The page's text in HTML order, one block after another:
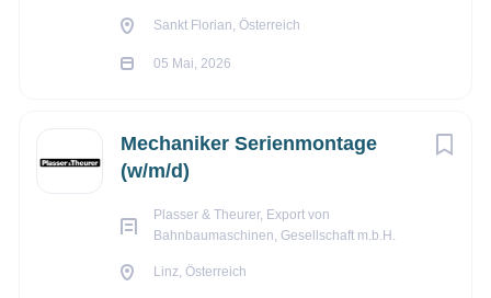
Sankt Florian, Österreich
05 Mai, 2026
Mechaniker Serienmontage
(w/m/d)
Plasser & Theurer, Export von
Bahnbaumaschinen, Gesellschaft m.b.H.
Linz, Österreich